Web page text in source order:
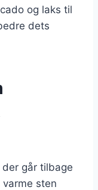
og laks til
dets
går tilbage
sten